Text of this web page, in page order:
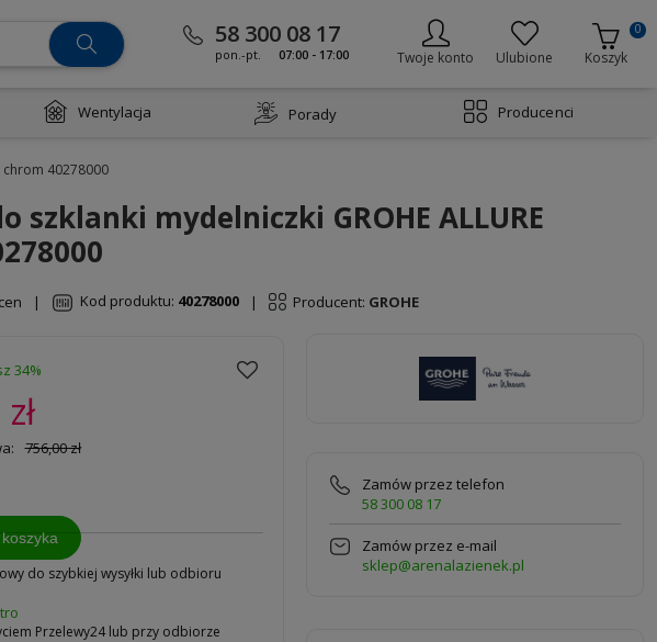
58 300 08 17
pon.-pt. 07:00 - 17:00 Twoje konto Ulubione Koszyk
0
Wentylacja Porady Producenci
chrom 40278000
szklanki mydelniczki GROHE ALLURE
| Kod produktu: 40278000 | Producent: GROHE
34%
756,00 zł
do szybkiej wysyłki lub odbioru
Przelewy24 lub przy odbiorze
Zamów przez telefon
58 300 08 17
Zamów przez e-mail
sklep@arenalazienek.pl